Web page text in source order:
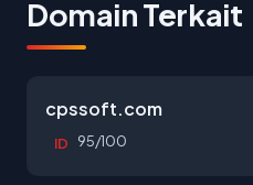
Domain Terkait
cpssoft.com
ID 95/100